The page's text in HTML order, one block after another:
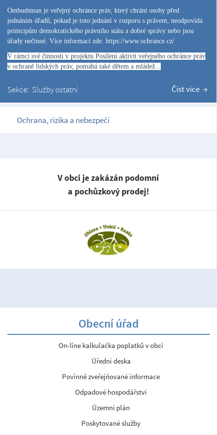
Ombudsman je veřejný ochránce práv, který chrání osoby před
jednáním úřadů, pokud je toto jednání v rozporu s právem, neodpovídá
primcipům demokratického právního státu a dobré správy nebo jsou
úřady nečinné. Více informací zde: https://www.ochrance.cz/
V rámci své činnosti v projektu Posílení aktivit veřejného ochránce práv
v ochraně lidských práv, pomáhá také dětem a mládež...
Sekce: Služby ostatní Číst více
Ochrana, rizika a nebezpečí
V obci je zakázán podomní
a pochůzkový prodej!
Obecní úřad
On-line kalkulačka poplatků v obci
Úřední deska
Povinně zveřejňované informace
Odpadové hospodářství
Územní plán
Poskytované služby